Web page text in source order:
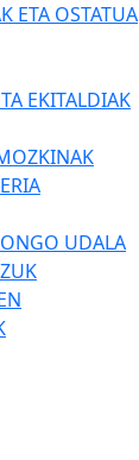
ETA OSTATUA
EKITALDIAK
UDALA